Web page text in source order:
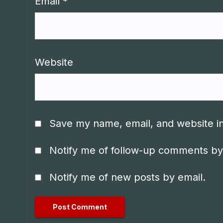
Website
Save my name, email, and website
Notify me of follow-up comments
Notify me of new posts by email.